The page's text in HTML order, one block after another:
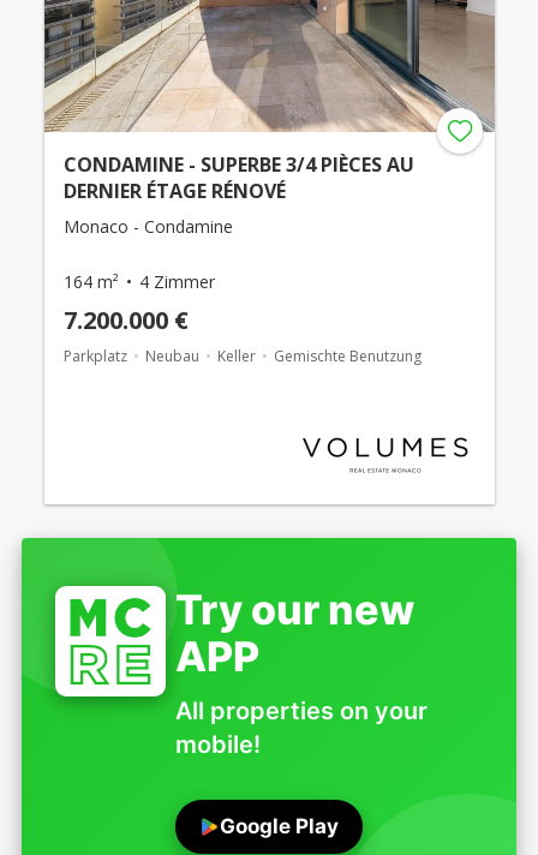
CONDAMINE - SUPERBE 3/4 PIÈCES AU
DERNIER ÉTAGE RÉNOVÉ
Monaco - Condamine
164 m² 4 Zimmer
7.200.000 €
Parkplatz Neubau Keller Gemischte Benutzung
Try our new
APP
All properties on your
mobile!
Google Play